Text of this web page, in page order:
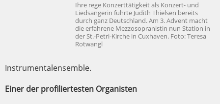
Ihre rege Konzerttätigkeit als Konzert- und
Liedsängerin führte Judith Thielsen bereits
durch ganz Deutschland. Am 3. Advent macht
die erfahrene Mezzosopranistin nun Station in
der St.-Petri-Kirche in Cuxhaven. Foto: Teresa
Rotwangl
Instrumentalensemble.
Einer der profiliertesten Organisten